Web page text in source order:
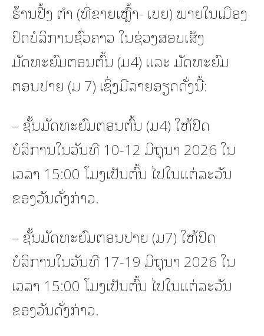
ຮ້ານປີ້ງ ຕໍາ (ທີ່ຂາຍເຫຼົ້າ- ເບຍ) ພາຍໃນເມືອງ
ປິດບໍລິການຊົ່ວຄາວ ໃນຊ່ວງສອບເສັງ
ມັດທະຍົມຕອນຕົ້ນ (ມ4) ແລະ ມັດທະຍົມ
ຕອນປາຍ (ມ 7) ເຊິ່ງມີລາຍອຽດດັ່ງນີ້:
– ຊັ້ນມັດທະຍົມຕອນຕົ້ນ (ມ4) ໃຫ້ປິດ
ບໍລິການໃນວັນທີ 10-12 ມິຖຸນາ 2026 ໃນ
ເວລາ 15:00 ໂມງເປັນຕົ້ນ ໄປໃນແຕ່ລະວັນ
ຂອງວັນດັ່ງກ່າວ.
– ຊັ້ນມັດທະຍົມຕອນປາຍ (ມ7) ໃຫ້ປິດ
ບໍລິການໃນວັນທີ 17-19 ມິຖຸນາ 2026 ໃນ
ເວລາ 15:00 ໂມງເປັນຕົ້ນ ໄປໃນແຕ່ລະວັນ
ຂອງວັນດັ່ງກ່າວ.